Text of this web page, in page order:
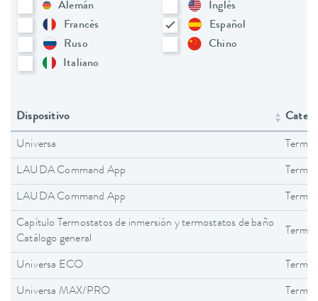
Alemán
Inglés
Francés
Español
Ruso
Chino
Italiano
Dispositivo
Universa
LAUDA Command App
LAUDA Command App
Capítulo Termostatos de inmersión y termostatos de baño
Catálogo general
Universa ECO
Universa MAX/PRO